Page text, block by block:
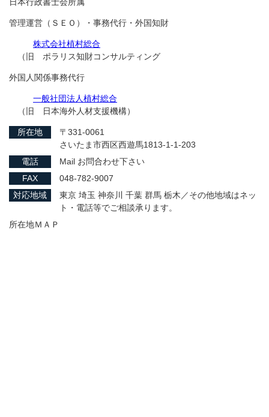
日本行政書士会所属
管理運営（ＳＥＯ）・事務代行・外国知財
株式会社植村総合
（旧 ポラリス知財コンサルティング
外国人関係事務代行
一般社団法人植村総合
（旧 日本海外人材支援機構）
所在地
〒331-0061
さいたま市西区西遊馬1813-1-1-203
電話
Mail お問合わせ下さい
FAX
048-782-9007
対応地域
東京 埼玉 神奈川 千葉 群馬 栃木／その他地域はネッ
ト・電話等でご相談承ります。
所在地ＭＡＰ